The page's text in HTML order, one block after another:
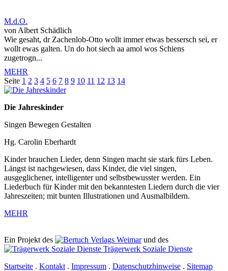
M.d.O.
von Albert Schädlich
Wie gesaht, dr Zachenlob-Otto wollt immer etwas bessersch sei, er
wollt ewas galten. Un do hot siech aa amol wos Schiens
zugetrogn...
MEHR
Seite 1 2 3 4 5 6 7 8 9 10 11 12 13 14
Die Jahreskinder
Singen Bewegen Gestalten
Hg. Carolin Eberhardt
Kinder brauchen Lieder, denn Singen macht sie stark fürs Leben.
Längst ist nachgewiesen, dass Kinder, die viel singen,
ausgeglichener, intelligenter und selbstbewusster werden. Ein
Liederbuch für Kinder mit den bekanntesten Liedern durch die vier
Jahreszeiten; mit bunten Illustrationen und Ausmalbildern.
MEHR
Ein Projekt des Verlags Weimarund des
Trägerwerk Soziale Dienste
Startseite . Kontakt . Impressum . Datenschutzhinweise . Sitemap